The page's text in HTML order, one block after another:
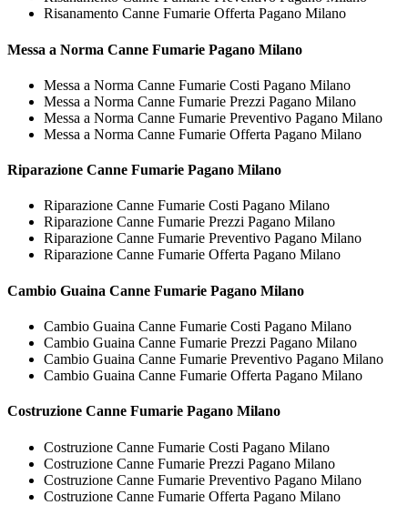
Risanamento Canne Fumarie Offerta Pagano Milano
Messa a Norma Canne Fumarie Pagano Milano
Messa a Norma Canne Fumarie Costi Pagano Milano
Messa a Norma Canne Fumarie Prezzi Pagano Milano
Messa a Norma Canne Fumarie Preventivo Pagano Milano
Messa a Norma Canne Fumarie Offerta Pagano Milano
Riparazione Canne Fumarie Pagano Milano
Riparazione Canne Fumarie Costi Pagano Milano
Riparazione Canne Fumarie Prezzi Pagano Milano
Riparazione Canne Fumarie Preventivo Pagano Milano
Riparazione Canne Fumarie Offerta Pagano Milano
Cambio Guaina Canne Fumarie Pagano Milano
Cambio Guaina Canne Fumarie Costi Pagano Milano
Cambio Guaina Canne Fumarie Prezzi Pagano Milano
Cambio Guaina Canne Fumarie Preventivo Pagano Milano
Cambio Guaina Canne Fumarie Offerta Pagano Milano
Costruzione Canne Fumarie Pagano Milano
Costruzione Canne Fumarie Costi Pagano Milano
Costruzione Canne Fumarie Prezzi Pagano Milano
Costruzione Canne Fumarie Preventivo Pagano Milano
Costruzione Canne Fumarie Offerta Pagano Milano